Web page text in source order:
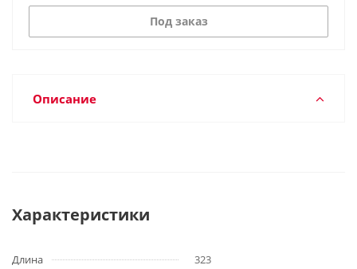
Под заказ
Описание
Характеристики
Длина
323